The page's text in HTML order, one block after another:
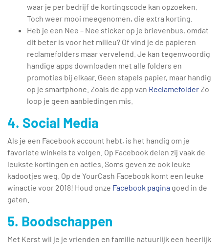
waar je per bedrijf de kortingscode kan opzoeken.
Toch weer mooi meegenomen, die extra korting.
Heb je een Nee – Nee sticker op je brievenbus, omdat
dit beter is voor het milieu? Of vind je de papieren
reclamefolders maar vervelend. Je kan tegenwoordig
handige apps downloaden met alle folders en
promoties bij elkaar. Geen stapels papier, maar handig
op je smartphone. Zoals de app van ReclamefolderZo
loop je geen aanbiedingen mis.
4. Social Media
Als je een Facebook account hebt, is het handig om je
favoriete winkels te volgen. Op Facebook delen zij vaak de
leukste kortingen en acties. Soms geven ze ook leuke
kadootjes weg. Op de YourCash Facebook komt een leuke
winactie voor 2018! Houd onze Facebook pagina goed in de
gaten.
5. Boodschappen
Met Kerst wil je je vrienden en familie natuurlijk een heerlijk